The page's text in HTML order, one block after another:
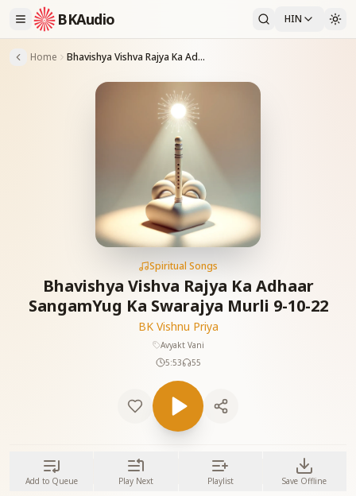
BKAudio HIN
Home Bhavishya Vishva Rajya Ka Adhaar SangamYug Ka Swarajya Murli 9-10-22
Spiritual Songs
Bhavishya Vishva Rajya Ka Adhaar
SangamYug Ka Swarajya Murli 9-10-22
BK Vishnu Priya
Avyakt Vani
5:53
55
Add to Queue Play Next Playlist Save Offline